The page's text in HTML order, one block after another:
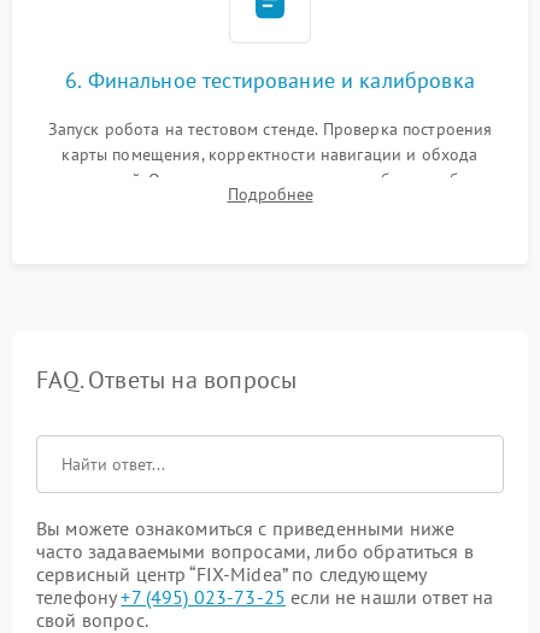
6. Финальное тестирование и калибровка
Запуск робота на тестовом стенде. Проверка построения
карты помещения, корректности навигации и обхода
препятствий. Оценка силы всасывания и работы турбины.
Тестирование автоматического возврата на док-станцию и
Подробнее
FAQ. Ответы на вопросы
Вы можете ознакомиться с приведенными ниже
часто задаваемыми вопросами, либо обратиться в
сервисный центр “FIX-Midea” по следующему
телефону+7 (495) 023-73-25 если не нашли ответ на
свой вопрос.